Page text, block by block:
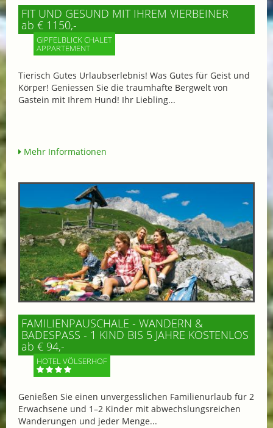
FIT UND GESUND MIT IHREM VIERBEINER
ab € 1150,-
GIPFELBLICK CHALET
APPARTEMENT
Tierisch Gutes Urlaubserlebnis! Was Gutes für Geist und
Körper! Geniessen Sie die traumhafte Bergwelt von
Gastein mit Ihrem Hund! Ihr Liebling...
Mehr Informationen
FAMILIENPAUSCHALE - WANDERN &
BADESPASS - 1 KIND BIS 5 JAHRE KOSTENLOS
ab € 94,-
HOTEL VÖLSERHOF
Genießen Sie einen unvergesslichen Familienurlaub für 2
Erwachsene und 1–2 Kinder mit abwechslungsreichen
Wanderungen und jeder Menge...